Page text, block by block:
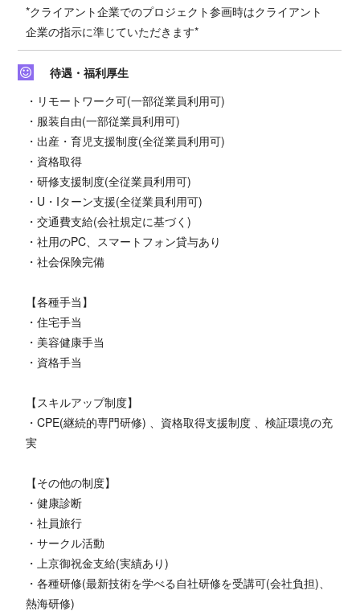
*クライアント企業でのプロジェクト参画時はクライアント
企業の指示に準じていただきます*
待遇・福利厚生
・リモートワーク可(一部従業員利用可)
・服装自由(一部従業員利用可)
・出産・育児支援制度(全従業員利用可)
・資格取得
・研修支援制度(全従業員利用可)
・U・Iターン支援(全従業員利用可)
・交通費支給(会社規定に基づく)
・社用のPC、スマートフォン貸与あり
・社会保険完備
【各種手当】
・住宅手当
・美容健康手当
・資格手当
【スキルアップ制度】
・CPE(継続的専門研修) 、資格取得支援制度 、検証環境の充
実
【その他の制度】
・健康診断
・社員旅行
・サークル活動
・上京御祝金支給(実績あり)
・各種研修(最新技術を学べる自社研修を受講可(会社負担)、
熱海研修)